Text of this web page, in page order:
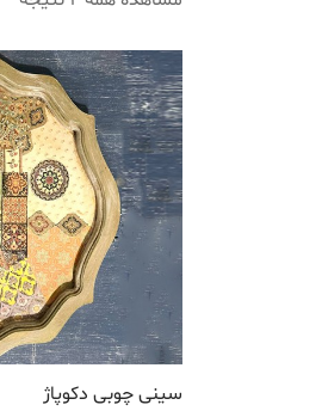
سینی چوبی دکوپاژ